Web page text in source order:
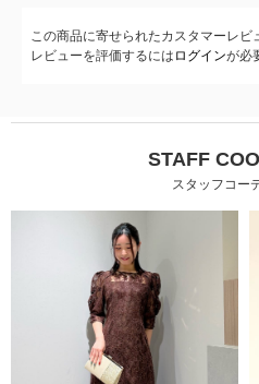
この商品に寄せられたカスタマーレビ
レビューを評価するには ログインが必
STAFF
スタッフコー